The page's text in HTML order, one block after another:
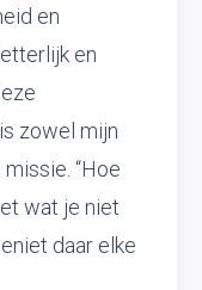
en
en
zowel mijn
“Hoe
wat je niet
daar elke